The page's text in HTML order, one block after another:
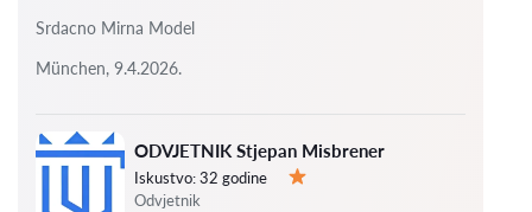
ODVJETNIK Stjepan Misbrener
Iskustvo:32 godine
Odvjetnik
Srdacno Mirna Model
München, 9.4.2026.